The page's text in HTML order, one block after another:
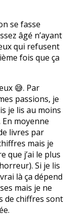
se fasse
âgé n’ayant
qui refusent
fois que ça
😅. Par
passions, je
je lis au moins
moyenne
livres par
mais je
que j’ai le plus
Si je lis
là ça dépend
mais je ne
de chiffres sont